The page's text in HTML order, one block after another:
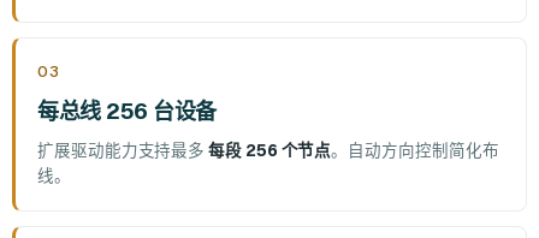
03
每总线 256 台设备
扩展驱动能力支持最多每段 256 个节点。自动方向控制简化布
线。